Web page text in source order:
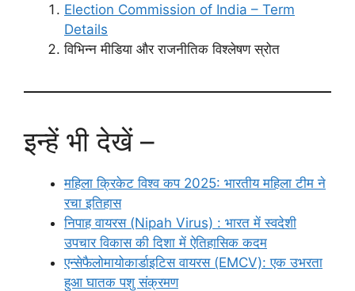
Election Commission of India – Term
Details
विभिन्न मीडिया और राजनीतिक विश्लेषण स्रोत
इन्हें भी देखें –
महिला क्रिकेट विश्व कप 2025: भारतीय महिला टीम ने
रचा इतिहास
निपाह वायरस (Nipah Virus) : भारत में स्वदेशी
उपचार विकास की दिशा में ऐतिहासिक कदम
एन्सेफैलोमायोकार्डाइटिस वायरस (EMCV): एक उभरता
हुआ घातक पशु संक्रमण